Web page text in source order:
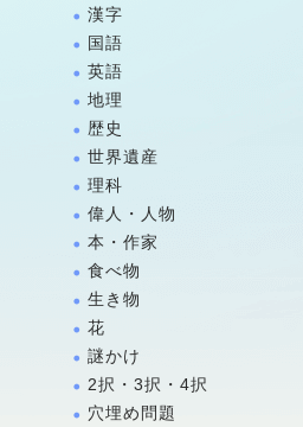
漢字
国語
英語
地理
歴史
世界遺産
理科
偉人・人物
本・作家
食べ物
生き物
花
謎かけ
2択・3択・4択
穴埋め問題